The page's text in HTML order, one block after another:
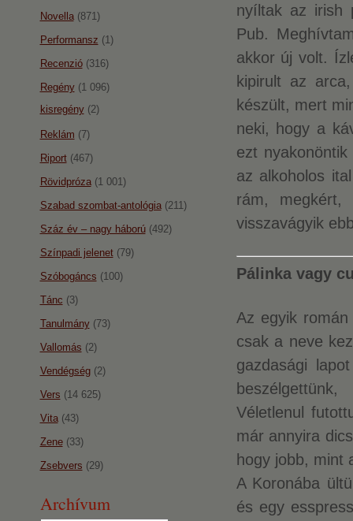
nyíltak az irish
Pub.
akkor új volt.
kipirult az
készült, mert
neki, hogy a
ezt
az alkoholos
rám,
visszavágyik
Pálinka vagy
Az egyik
csak a neve
gazdasági
Véletlenul
már annyira
hogy jobb, mint
A Koronába
és egy
Novella(871)
Performansz (1)
Recenzió(316)
Regény(1 096)
kisregény(2)
Reklám (7)
Riport(467)
Rövidpróza(1 001)
Szabad szombat-antológia(211)
Száz év – nagy háború(492)
Színpadi jelenet(79)
Szóbogáncs (100)
Tánc (3)
Tanulmány(73)
Vallomás (2)
Vendégség(2)
Vers (14 625)
Vita(43)
Zene(33)
Zsebvers (29)
Archívum